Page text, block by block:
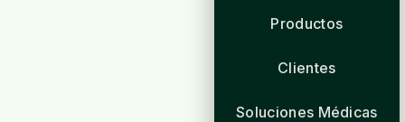
Productos
Clientes
Soluciones Médicas